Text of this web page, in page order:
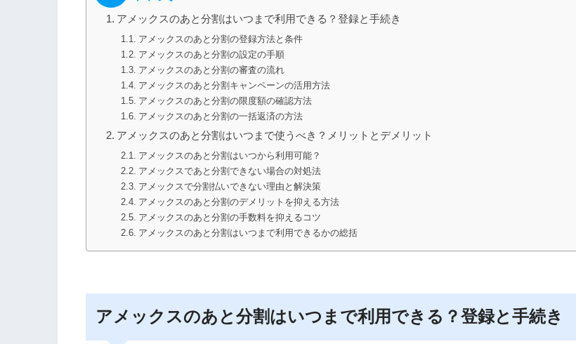
アメックスのあと分割はいつまで利用できる？登録と手続き
アメックスのあと分割の登録方法と条件
アメックスのあと分割の設定の手順
アメックスのあと分割の審査の流れ
アメックスのあと分割キャンペーンの活用方法
アメックスのあと分割の限度額の確認方法
アメックスのあと分割の一括返済の方法
アメックスのあと分割はいつまで使うべき？メリットとデメリット
アメックスのあと分割はいつから利用可能？
アメックスであと分割できない場合の対処法
アメックスで分割払いできない理由と解決策
アメックスのあと分割のデメリットを抑える方法
アメックスのあと分割の手数料を抑えるコツ
アメックスのあと分割はいつまで利用できるかの総括
アメックスのあと分割はいつまで利用できる？登録と手続き